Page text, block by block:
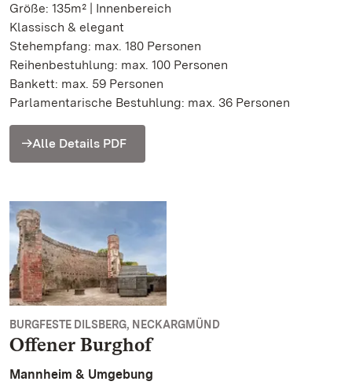
Größe: 135m² | Innenbereich
Klassisch & elegant
Stehempfang: max. 180 Personen
Reihenbestuhlung: max. 100 Personen
Bankett: max. 59 Personen
Parlamentarische Bestuhlung: max. 36 Personen
Alle Details PDF
BURGFESTE DILSBERG, NECKARGMÜND
Offener Burghof
Mannheim & Umgebung